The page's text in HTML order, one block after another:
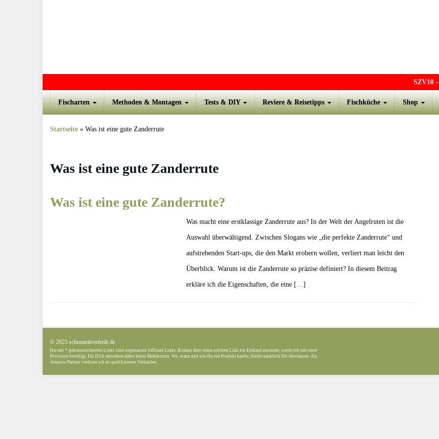
SZV10- -
Fischarten Methoden & Montagen Tests & DIY Reviere & Reisetipps Fischküche Shop
Startseite » Was ist eine gute Zanderrute
Was ist eine gute Zanderrute
Was ist eine gute Zanderrute?
Was macht eine erstklassige Zanderrute aus? In der Welt der Angelruten ist die
Auswahl überwältigend. Zwischen Slogans wie „die perfekte Zanderrute“ und
aufstrebenden Start-ups, die den Markt erobern wollen, verliert man leicht den
Überblick. Warum ist die Zanderrute so präzise definiert? In diesem Beitrag
erkläre ich die Eigenschaften, die eine […]
© 2025 schonzeitvertreib.de
Die mit * gekennzeichneten Links sind sogenannte Affiliate Links. Kommt über einen solchen Link ein Einkauf zustande, werde ich mit einer
Provision beteiligt. Für Dich entstehen dabei keine Mehrkosten. Wo, wann und wie Du ein Produkt kaufst, bleibt natürlich Dir überlassen. Als
Amazon-Partner verdiene ich an qualifizierten Verkäufen.